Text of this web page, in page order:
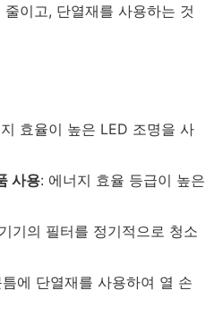
이고, 단열재를 사용하는 것
효율이 높은 LED 조명을 사
사용: 에너지 효율 등급이 높은
기의 필터를 정기적으로 청소
에 단열재를 사용하여 열 손